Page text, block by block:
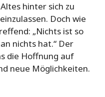
hinter sich zu
Doch wie
„Nichts ist so
nichts hat.“ Der
die Hoffnung auf
neue Möglichkeiten.